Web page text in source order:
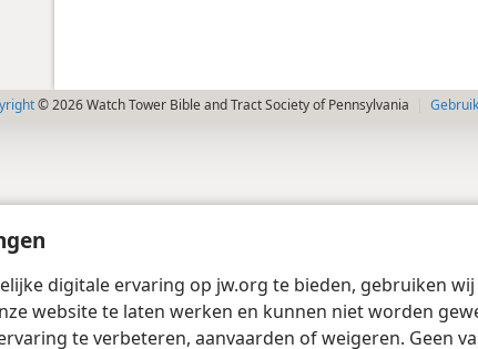
digitale ervaring op jw.org te bieden, gebruiken
website te laten werken en kunnen niet worden
te verbeteren, aanvaarden of weigeren. Geen
© 2026 Watch Tower Bible and Tract Society of Pennsylvania